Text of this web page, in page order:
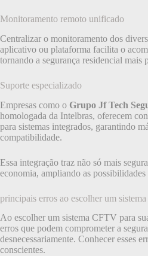
Monitoramento remoto unificado
Centralizar o monitoramento dos
aplicativo ou plataforma facilita o
tornando a segurança residencial mais
Suporte especializado
Empresas como o Grupo Jf Tech
homologada da Intelbras, oferecem
para sistemas integrados, garantindo
compatibilidade.
Essa integração traz não só mais
economia, ampliando as possibilidades
principais erros ao escolher um
Ao escolher um sistema CFTV para
erros que podem comprometer a
desnecessariamente. Conhecer esses
conscientes.